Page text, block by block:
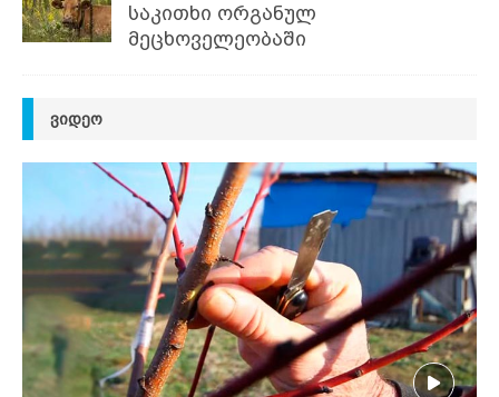
საკითხი ორგანულ
მეცხოველეობაში
ᲕᲘᲓᲔᲝ